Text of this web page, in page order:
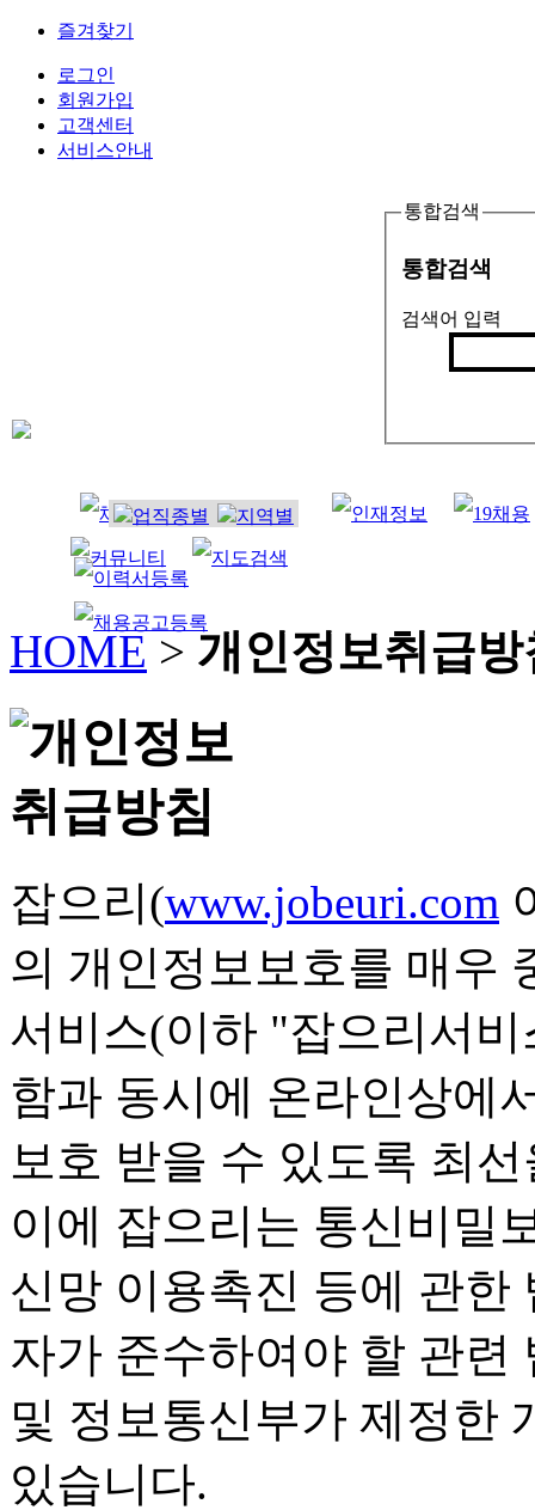
즐겨찾기
로그인
회원가입
고객센터
서비스안내
통합검색
통합검색
검색어 입력
HOME > 개인정보취급방
잡으리(www.jobeuri.com
의 개인정보보호를 매우
서비스(이하 "잡으리서
함과 동시에 온라인상에
보호 받을 수 있도록 최
이에 잡으리는 통신비밀
신망 이용촉진 등에 관한
자가 준수하여야 할 관련
및 정보통신부가 제정한
있습니다.